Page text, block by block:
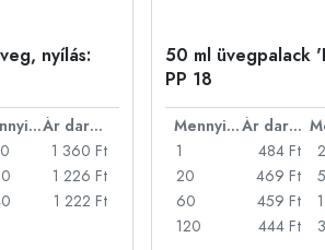
nyílás:
Mennyiség
Ár darabonként
1 360 Ft
1 226 Ft
1 222 Ft
50 ml üvegpalack
PP 18
Mennyiség Ár darabonként
1
484 Ft
20
469 Ft
60
459 Ft
120
444 Ft